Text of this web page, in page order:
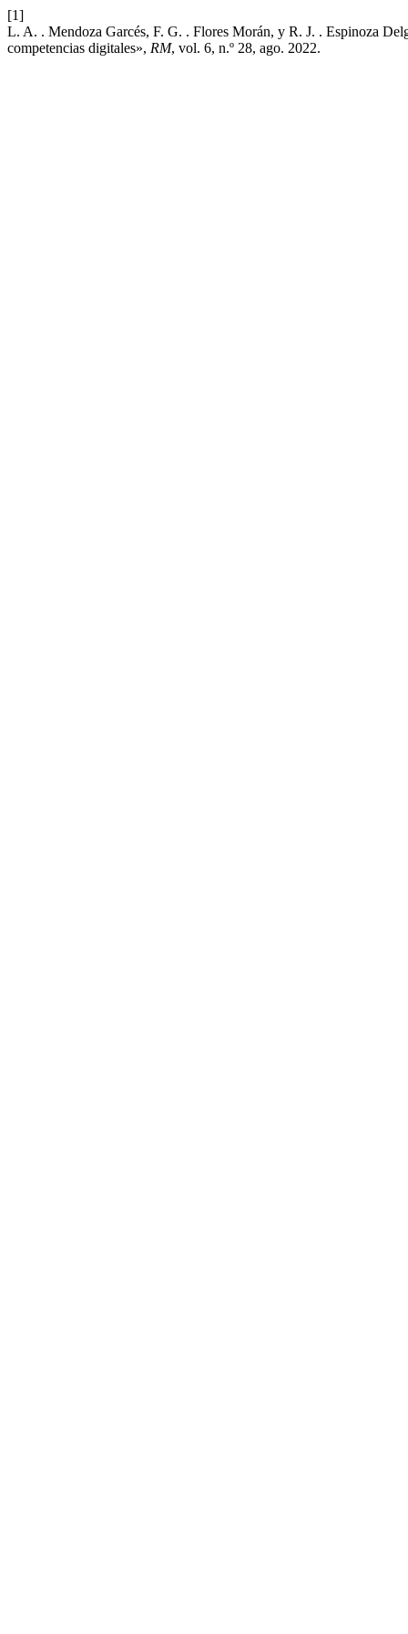
[1]
L. A. . Mendoza Garcés, F. G. . Flores Morán, y R. J. . Espinoza
competencias digitales», RM, vol. 6, n.º 28, ago. 2022.